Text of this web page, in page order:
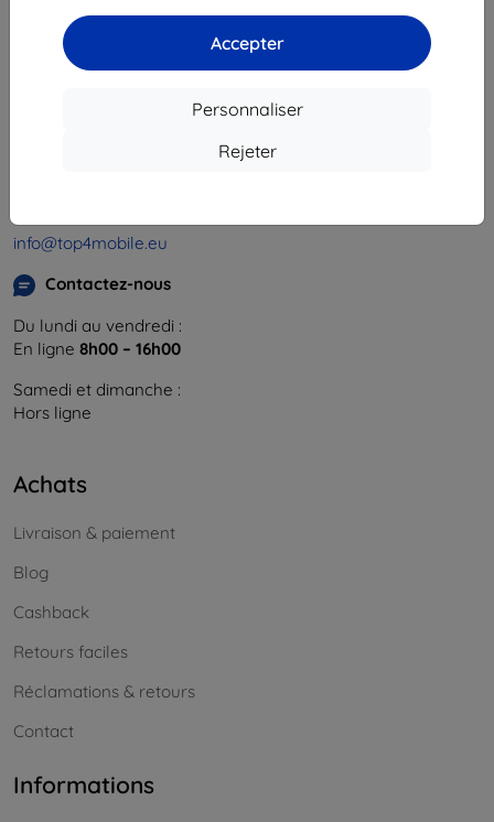
Accepter
Personnaliser
Rejeter
Shield-Sk s.r.o.
Ulica Rudolfa Mocka 3750/2A
841 04 Bratislava
Numéro d’identification d’entreprise :
SK2023549671
info@top4mobile.eu
Contactez-nous
Du lundi au vendredi :
En ligne 8h00 – 16h00
Samedi et dimanche :
Hors ligne
Achats
Livraison & paiement
Blog
Cashback
Retours faciles
Réclamations & retours
Contact
Informations